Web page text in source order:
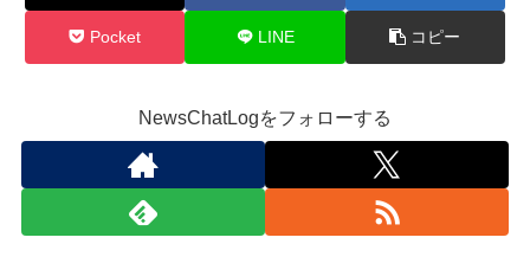
Pocket LINE コピー
NewsChatLogをフォローする